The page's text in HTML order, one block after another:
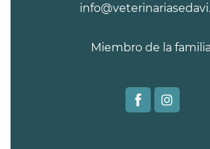
Miembro de la familia